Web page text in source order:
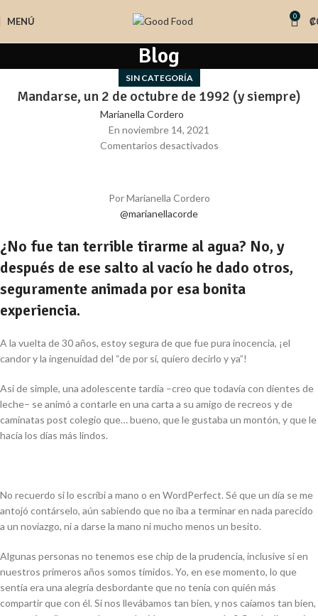
MENÚ 0 ₡
Blog
SIN CATEGORÍA
​​Mandarse, un 2 de octubre de 1992 (y siempre)
Marianella Cordero
En noviembre 14, 2021
Comentarios desactivados
Por Marianella Cordero
@marianellacorde
¿No fue tan terrible tirarme al agua? No, y
después de ese salto al vacío he dado otros,
seguramente animada por esa bonita
experiencia.
A la vuelta de 30 años, estoy segura de que fue pura inocencia, ¡el
candor y la ingenuidad del “de por sí, quiero decirlo y ya”!
Así de simple, una adolescente tardía –creo que todavía con dientes de
leche– se animó a contarle en una carta a su amigo de recreos y de
caminatas post colegio que… bueno, que le gustaba un montón, y que le
hacía los días más lindos.
No recuerdo si lo escribí a mano o en WordPerfect. Sé que un día se me
antojó contárselo, aún sabiendo que no iba a terminar en nada parecido
a un noviazgo, ni a darse la mano ni mucho menos un besito.
Algunas personas no tenemos ese chip de la prudencia, inclusive si en
nuestros primeros años somos tímidos. Yo, en ese momento, lo que
sentía era una alegría desbordante que no tenía con quién más
compartir que con él. Si nos llevábamos tan bien, y nos caíamos tan bien,